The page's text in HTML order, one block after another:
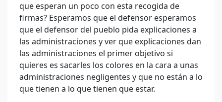
que esperan un poco con esta recogida de
firmas? Esperamos que el defensor esperamos
que el defensor del pueblo pida explicaciones a
las administraciones y ver que explicaciones dan
las administraciones el primer objetivo si
quieres es sacarles los colores en la cara a unas
administraciones negligentes y que no están a lo
que tienen a lo que tienen que estar.